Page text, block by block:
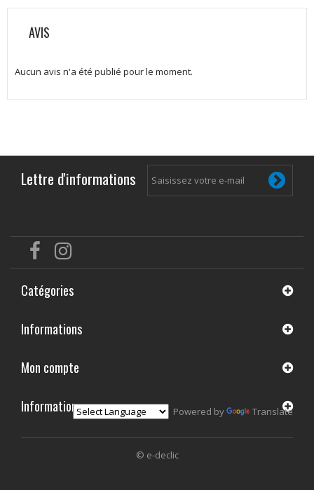
AVIS
Aucun avis n'a été publié pour le moment.
Lettre d'informations
Catégories
Informations
© e-declic
Mon compte
Informations Powered by Translate